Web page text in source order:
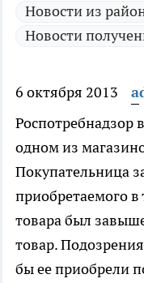
Новости из
Новости
6 октября 2013
Роспотребнадзор
одном из
Покупательница
приобретаемого в
товара был
товар.
бы ее приобрели